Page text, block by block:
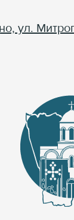
ул.